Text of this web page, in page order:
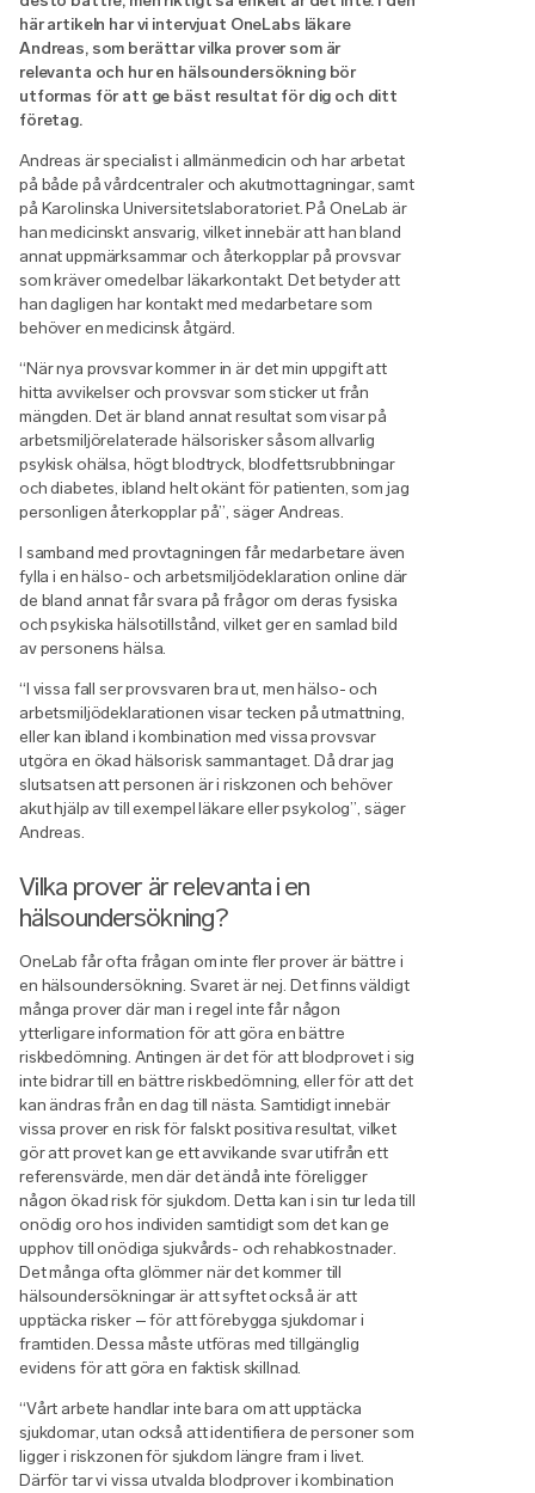
här artikeln har vi intervjuat OneLabs läkare
Andreas, som berättar vilka prover som är
relevanta och hur en hälsoundersökning bör
utformas för att ge bäst resultat för dig och ditt
företag.
Andreas är specialist i allmänmedicin och har arbetat
på både på vårdcentraler och akutmottagningar, samt
på Karolinska Universitetslaboratoriet. På OneLab är
han medicinskt ansvarig, vilket innebär att han bland
annat uppmärksammar och återkopplar på provsvar
som kräver omedelbar läkarkontakt. Det betyder att
han dagligen har kontakt med medarbetare som
behöver en medicinsk åtgärd.
“När nya provsvar kommer in är det min uppgift att
hitta avvikelser och provsvar som sticker ut från
mängden. Det är bland annat resultat som visar på
arbetsmiljörelaterade hälsorisker såsom allvarlig
psykisk ohälsa, högt blodtryck, blodfettsrubbningar
och diabetes, ibland helt okänt för patienten, som jag
personligen återkopplar på”, säger Andreas.
I samband med provtagningen får medarbetare även
fylla i en hälso- och arbetsmiljödeklaration online där
de bland annat får svara på frågor om deras fysiska
och psykiska hälsotillstånd, vilket ger en samlad bild
av personens hälsa.
“I vissa fall ser provsvaren bra ut, men hälso- och
arbetsmiljödeklarationen visar tecken på utmattning,
eller kan ibland i kombination med vissa provsvar
utgöra en ökad hälsorisk sammantaget. Då drar jag
slutsatsen att personen är i riskzonen och behöver
akut hjälp av till exempel läkare eller psykolog”, säger
Andreas.
Vilka prover är relevanta i en
hälsoundersökning?
OneLab får ofta frågan om inte fler prover är bättre i
en hälsoundersökning. Svaret är nej. Det finns väldigt
många prover där man i regel inte får någon
ytterligare information för att göra en bättre
riskbedömning. Antingen är det för att blodprovet i sig
inte bidrar till en bättre riskbedömning, eller för att det
kan ändras från en dag till nästa. Samtidigt innebär
vissa prover en risk för falskt positiva resultat, vilket
gör att provet kan ge ett avvikande svar utifrån ett
referensvärde, men där det ändå inte föreligger
någon ökad risk för sjukdom. Detta kan i sin tur leda till
onödig oro hos individen samtidigt som det kan ge
upphov till onödiga sjukvårds- och rehabkostnader.
Det många ofta glömmer när det kommer till
hälsoundersökningar är att syftet också är att
upptäcka risker – för att förebygga sjukdomar i
framtiden. Dessa måste utföras med tillgänglig
evidens för att göra en faktisk skillnad.
“Vårt arbete handlar inte bara om att upptäcka
sjukdomar, utan också att identifiera de personer som
ligger i riskzonen för sjukdom längre fram i livet.
Därför tar vi vissa utvalda blodprover i kombination